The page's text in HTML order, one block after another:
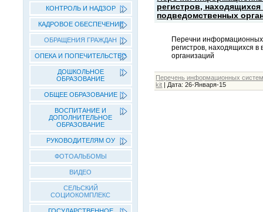
КОНТРОЛЬ И НАДЗОР
КАДРОВОЕ ОБЕСПЕЧЕНИЕ
ОБРАЩЕНИЯ ГРАЖДАН
ОПЕКА И ПОПЕЧИТЕЛЬСТВО
ДОШКОЛЬНОЕ
ОБРАЗОВАНИЕ
ОБЩЕЕ ОБРАЗОВАНИЕ
ВОСПИТАНИЕ И
ДОПОЛНИТЕЛЬНОЕ
ОБРАЗОВАНИЕ
РУКОВОДИТЕЛЯМ ОУ
ФОТОАЛЬБОМЫ
ВИДЕО
СЕЛЬСКИЙ
СОЦИОКОМПЛЕКС
регистров,
подведомственных
Перечни информационных
регистров, находящихся
организаций
Перечень информационных
kit
Дата: 26-Января-15